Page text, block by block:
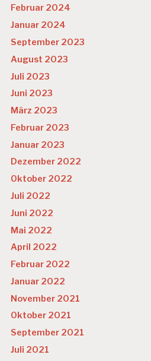
Februar 2024
Januar 2024
September 2023
August 2023
Juli 2023
Juni 2023
März 2023
Februar 2023
Januar 2023
Dezember 2022
Oktober 2022
Juli 2022
Juni 2022
Mai 2022
April 2022
Februar 2022
Januar 2022
November 2021
Oktober 2021
September 2021
Juli 2021